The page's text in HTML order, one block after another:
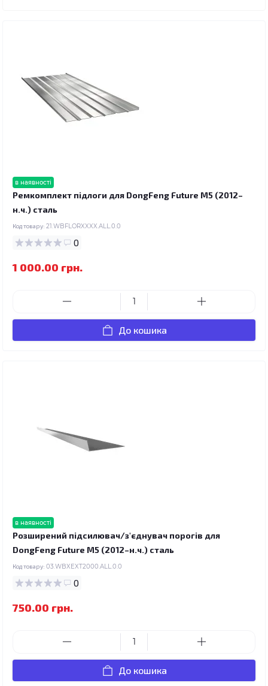
в наявності
Ремкомплект підлоги для DongFeng Future M5 (2012–
н.ч.) сталь
Код товару: 21.WBFLORXXXX.ALL.0.0
0
1 000.00 грн.
До кошика
в наявності
Розширений підсилювач/з'єднувач порогів для
DongFeng Future M5 (2012–н.ч.) сталь
Код товару: 03.WBXEXT2000.ALL.0.0
0
750.00 грн.
До кошика